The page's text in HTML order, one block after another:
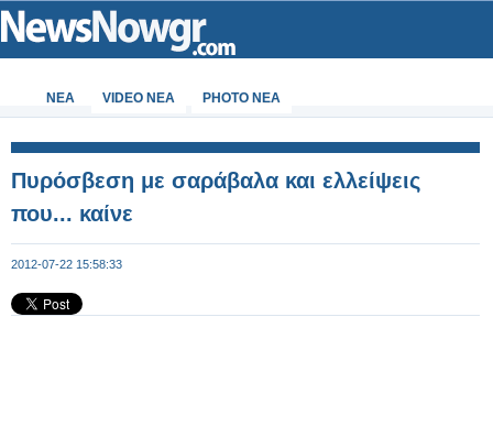
ΝΕΑ VIDEO NEA PHOTO NEA
Πυρόσβεση με σαράβαλα και ελλείψεις
που... καίνε
2012-07-22 15:58:33